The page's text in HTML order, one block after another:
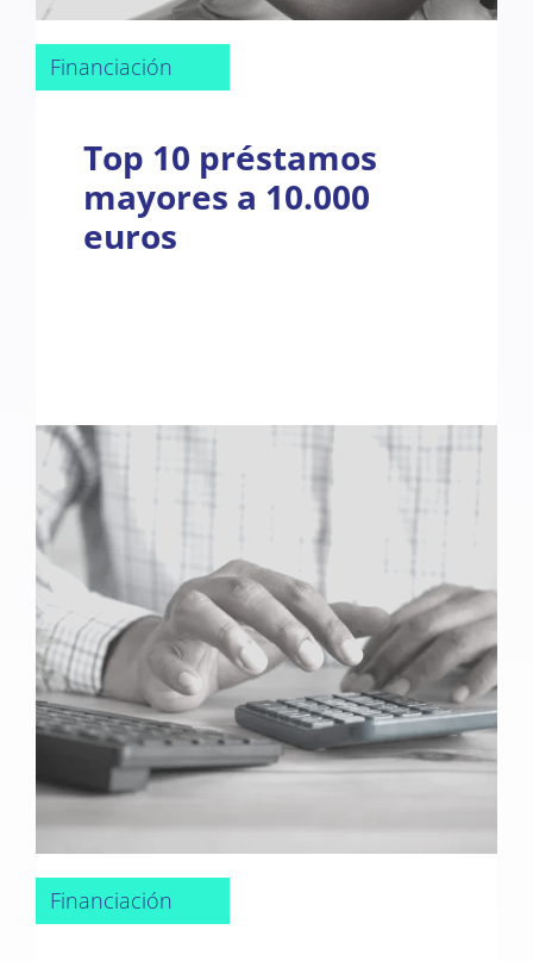
Financiación
Top 10 préstamos
mayores a 10.000
euros
Financiación